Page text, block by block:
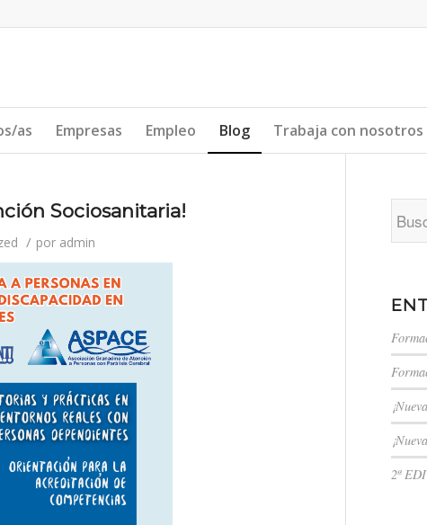
as Empresas Empleo Blog Trabaja con nosotros
Sociosanitaria!
/ por admin
2ª